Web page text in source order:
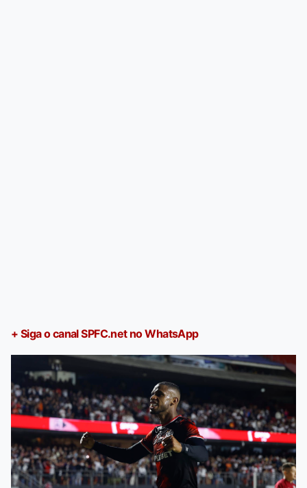
+ Siga o canal SPFC.net no WhatsApp